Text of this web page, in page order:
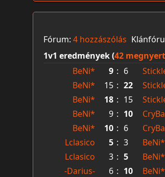
Fórum: 4 hozzászólás
1v1 eredmények (42 megnyert
BeNi*
9 : 6
BeNi*
15 : 22
BeNi*
18 : 15
BeNi*
9 : 10
BeNi*
10 : 6
Lclasico
5 : 3 BeNi*
Lclasico
3 : 5 BeNi*
-Darius-
6 : 10 BeNi*